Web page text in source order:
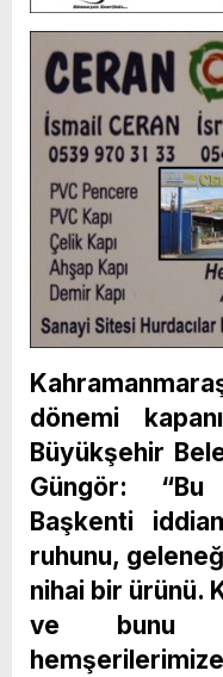
dönemi
Büyükşehir
Güngör: “Bu
Başkenti
ruhunu,
nihai bir ürünü.
ve bunu